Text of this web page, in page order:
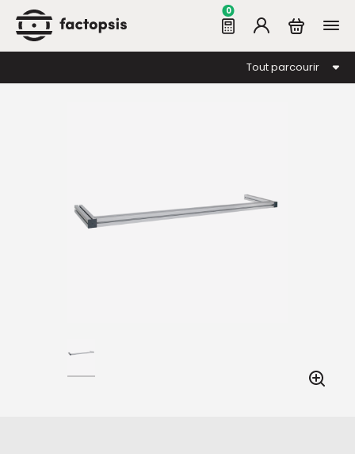
0
Tout parcourir